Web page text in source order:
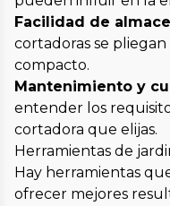
Facilidad de
cortadoras se
compacto.
Mantenimiento y
entender los
cortadora que elijas.
Herramientas de
Hay herramientas
ofrecer mejores